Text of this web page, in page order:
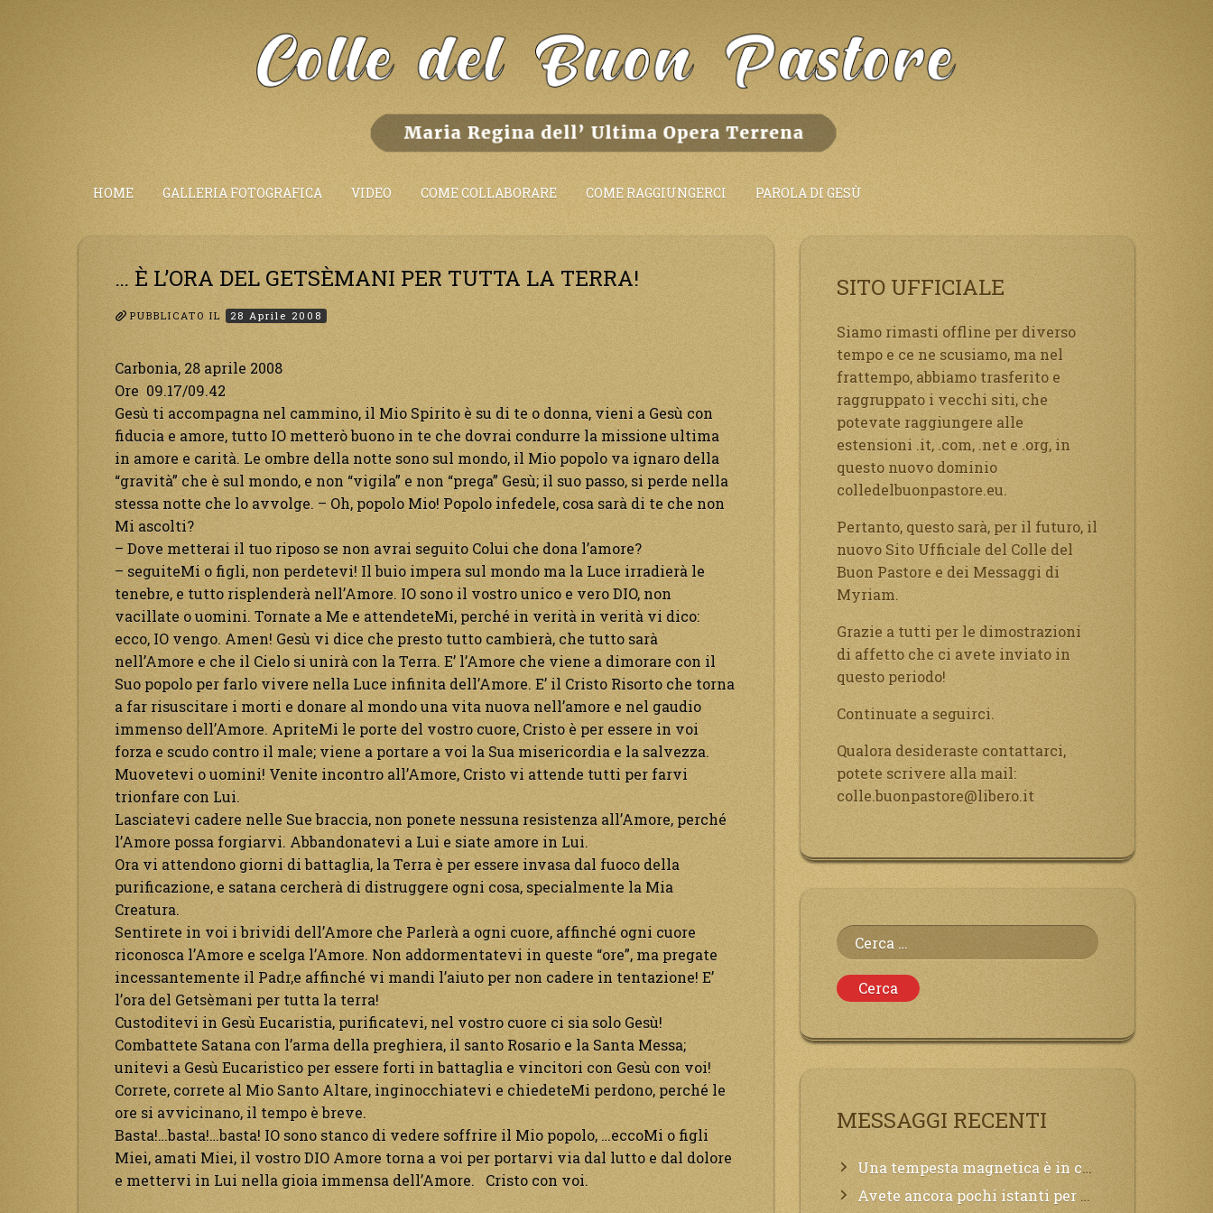
HOME GALLERIA FOTOGRAFICA VIDEO COME COLLABORARE COME RAGGIUNGERCI PAROLA DI GESÙ
… È L’ORA DEL GETSÈMANI PER TUTTA LA TERRA!
PUBBLICATO IL 28 Aprile 2008
Carbonia, 28 aprile 2008
Ore 09.17/09.42
Gesù ti accompagna nel cammino, il Mio Spirito è su di te o donna, vieni a Gesù con
fiducia e amore, tutto IO metterò buono in te che dovrai condurre la missione ultima
in amore e carità. Le ombre della notte sono sul mondo, il Mio popolo va ignaro della
“gravità” che è sul mondo, e non “vigila” e non “prega” Gesù; il suo passo, si perde nella
stessa notte che lo avvolge. – Oh, popolo Mio! Popolo infedele, cosa sarà di te che non
Mi ascolti?
– Dove metterai il tuo riposo se non avrai seguito Colui che dona l’amore?
– seguiteMi o figli, non perdetevi! Il buio impera sul mondo ma la Luce irradierà le
tenebre, e tutto risplenderà nell’Amore. IO sono il vostro unico e vero DIO, non
vacillate o uomini. Tornate a Me e attendeteMi, perché in verità in verità vi dico:
ecco, IO vengo. Amen! Gesù vi dice che presto tutto cambierà, che tutto sarà
nell’Amore e che il Cielo si unirà con la Terra. E’ l’Amore che viene a dimorare con il
Suo popolo per farlo vivere nella Luce infinita dell’Amore. E’ il Cristo Risorto che torna
a far risuscitare i morti e donare al mondo una vita nuova nell’amore e nel gaudio
immenso dell’Amore. ApriteMi le porte del vostro cuore, Cristo è per essere in voi
forza e scudo contro il male; viene a portare a voi la Sua misericordia e la salvezza.
Muovetevi o uomini! Venite incontro all’Amore, Cristo vi attende tutti per farvi
trionfare con Lui.
Lasciatevi cadere nelle Sue braccia, non ponete nessuna resistenza all’Amore, perché
l’Amore possa forgiarvi. Abbandonatevi a Lui e siate amore in Lui.
Ora vi attendono giorni di battaglia, la Terra è per essere invasa dal fuoco della
purificazione, e satana cercherà di distruggere ogni cosa, specialmente la Mia
Creatura.
Sentirete in voi i brividi dell’Amore che Parlerà a ogni cuore, affinché ogni cuore
riconosca l’Amore e scelga l’Amore. Non addormentatevi in queste “ore”, ma pregate
incessantemente il Padr,e affinché vi mandi l’aiuto per non cadere in tentazione! E’
l’ora del Getsèmani per tutta la terra!
Custoditevi in Gesù Eucaristia, purificatevi, nel vostro cuore ci sia solo Gesù!
Combattete Satana con l’arma della preghiera, il santo Rosario e la Santa Messa;
unitevi a Gesù Eucaristico per essere forti in battaglia e vincitori con Gesù con voi!
Correte, correte al Mio Santo Altare, inginocchiatevi e chiedeteMi perdono, perché le
ore si avvicinano, il tempo è breve.
Basta!…basta!…basta! IO sono stanco di vedere soffrire il Mio popolo, …eccoMi o figli
Miei, amati Miei, il vostro DIO Amore torna a voi per portarvi via dal lutto e dal dolore
e mettervi in Lui nella gioia immensa dell’Amore. Cristo con voi.
SITO UFFICIALE
Siamo rimasti offline per diverso
tempo e ce ne scusiamo, ma nel
frattempo, abbiamo trasferito e
raggruppato i vecchi siti, che
potevate raggiungere alle
estensioni .it, .com, .net e .org, in
questo nuovo dominio
colledelbuonpastore.eu.
Pertanto, questo sarà, per il futuro, il
nuovo Sito Ufficiale del Colle del
Buon Pastore e dei Messaggi di
Myriam.
Grazie a tutti per le dimostrazioni
di affetto che ci avete inviato in
questo periodo!
Continuate a seguirci.
Qualora desideraste contattarci,
potete scrivere alla mail:
colle.buonpastore@libero.it
Ricerca
per:
MESSAGGI RECENTI
Una tempesta magnetica è in corso, questa generazione patirà. Il black out non tarderà ad arrivare e tutta la Terra sarà oscurata.
Avete ancora pochi istanti per convertirvi, non perdete tempo, la sciagura arriverà all’improvviso e per chi non si sarà preparato saranno dolori.